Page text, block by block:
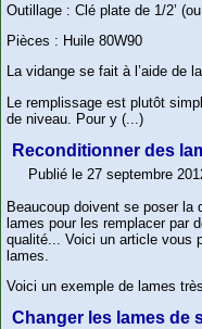
Outillage : Clé plate de 1/2’
Pièces : Huile 80W90
La vidange se fait à l’aide de
Le remplissage est plutôt
de niveau. Pour y (...)
Reconditionner des
Publié le 27 septembre
Beaucoup doivent se poser la
lames pour les remplacer par
qualité... Voici un article vous
lames.
Voici un exemple de lames
Changer les lames de